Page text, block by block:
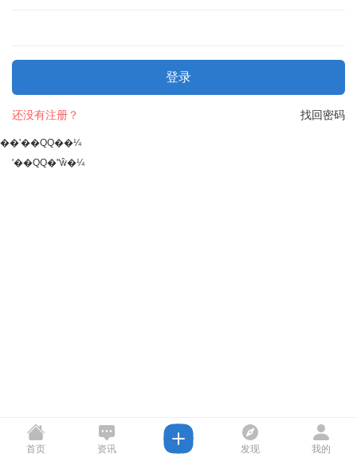
登录
找回密码
还没有注册？
��ʹ��QQ��¼
ʹ��QQ�ʺŵ�¼
首页 资讯 发现 我的